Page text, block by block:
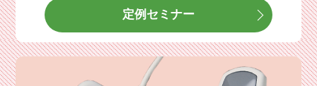
定例セミナー